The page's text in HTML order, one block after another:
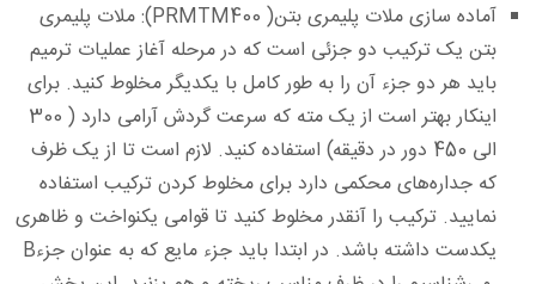
آماده ‌سازی ملات پلیمری بتن( PRMTM400):
ملات پلیمری
بتن یک ترکیب دو جزئی است که در مرحله آغاز عملیات ترمیم
باید هر دو جزء آن را به ‌طور کامل با یکدیگر مخلوط کنید. برای
اینکار بهتر است از یک مته که سرعت گردش آرامی دارد ( 300
الی 450 دور در دقیقه) استفاده کنید. لازم است تا از یک ظرف
که جداره‌های محکمی دارد برای مخلوط کردن ترکیب استفاده
نمایید. ترکیب را آنقدر مخلوط کنید تا قوامی یکنواخت و ظاهری
یکدست داشته باشد. در ابتدا باید جزء مایع که به‌ عنوان جزءB